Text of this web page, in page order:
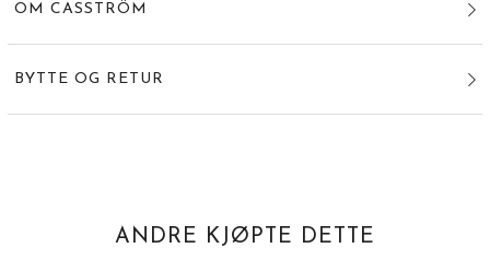
OM CASSTRÖM
BYTTE OG RETUR
ANDRE KJØPTE DETTE